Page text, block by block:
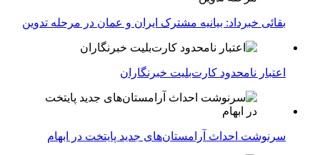
بقائی خبرداد: بیانیه مشترک ایران و عمان در مرحله تدوین
اعتبار نامحدود کارت‌بلیت خبرنگاران
سرنوشت احداث آرامستان‌های جدید پایتخت در ابهام